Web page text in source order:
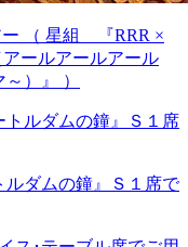
ー （ 星組 『RRR ×
ールアールアール
）』 ）
ルダムの鐘』Ｓ１席で